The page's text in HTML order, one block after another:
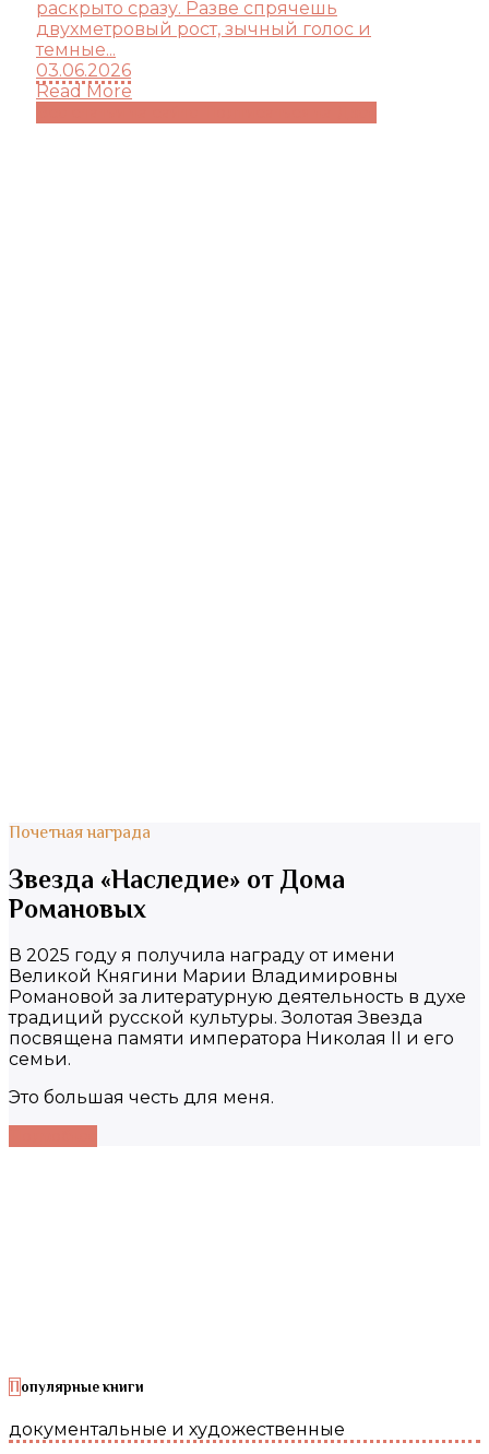
раскрыто сразу. Разве спрячешь
двухметровый рост, зычный голос и
темные...
03.06.2026
Read More
Почетная награда
Звезда «Наследие» от Дома
Романовых
В 2025 году я получила награду от имени
Великой Княгини Марии Владимировны
Романовой за литературную деятельность в духе
традиций русской культуры. Золотая Звезда
посвящена памяти императора Николая II и его
семьи.
Это большая честь для меня.
Популярные книги
документальные и художественные